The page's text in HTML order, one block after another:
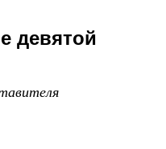
девятой